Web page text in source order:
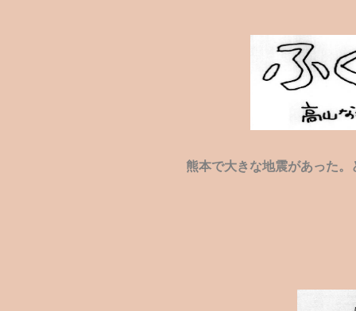
熊本で大きな地震があった